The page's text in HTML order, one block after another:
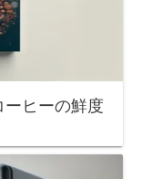
ヒーの鮮度